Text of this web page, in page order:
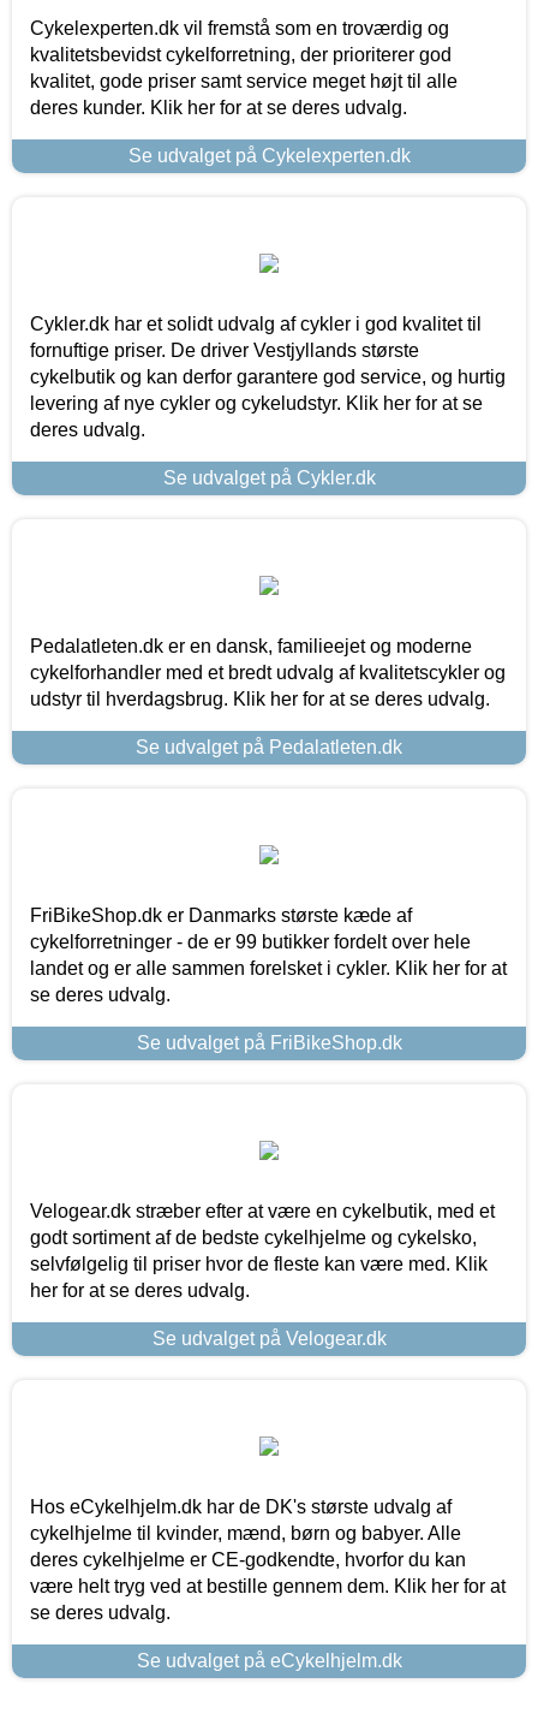
Cykelexperten.dk vil fremstå som en troværdig og
kvalitetsbevidst cykelforretning, der prioriterer god
kvalitet, gode priser samt service meget højt til alle
deres kunder. Klik her for at se deres udvalg.
Se udvalget på Cykelexperten.dk
Cykler.dk har et solidt udvalg af cykler i god kvalitet til
fornuftige priser. De driver Vestjyllands største
cykelbutik og kan derfor garantere god service, og hurtig
levering af nye cykler og cykeludstyr. Klik her for at se
deres udvalg.
Se udvalget på Cykler.dk
Pedalatleten.dk er en dansk, familieejet og moderne
cykelforhandler med et bredt udvalg af kvalitetscykler og
udstyr til hverdagsbrug. Klik her for at se deres udvalg.
Se udvalget på Pedalatleten.dk
FriBikeShop.dk er Danmarks største kæde af
cykelforretninger - de er 99 butikker fordelt over hele
landet og er alle sammen forelsket i cykler. Klik her for at
se deres udvalg.
Se udvalget på FriBikeShop.dk
Velogear.dk stræber efter at være en cykelbutik, med et
godt sortiment af de bedste cykelhjelme og cykelsko,
selvfølgelig til priser hvor de fleste kan være med. Klik
her for at se deres udvalg.
Se udvalget på Velogear.dk
Hos eCykelhjelm.dk har de DK's største udvalg af
cykelhjelme til kvinder, mænd, børn og babyer. Alle
deres cykelhjelme er CE-godkendte, hvorfor du kan
være helt tryg ved at bestille gennem dem. Klik her for at
se deres udvalg.
Se udvalget på eCykelhjelm.dk